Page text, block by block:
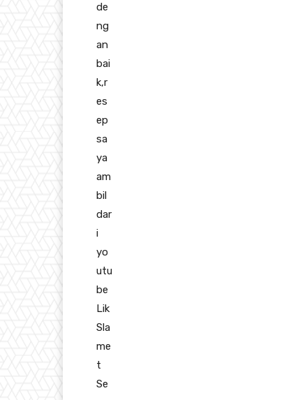
de
ng
an
bai
k,r
es
ep
sa
ya
am
bil
dar
i
yo
utu
be
Lik
Sla
me
t
Se